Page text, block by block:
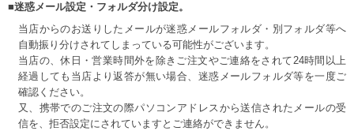
■迷惑メール設定・フォルダ分け設定。
当店からのお送りしたメールが迷惑メールフォルダ・別フォルダ等へ
自動振り分けされてしまっている可能性がございます。
当店の、休日・営業時間外を除きご注文やご連絡をされて24時間以上
経過しても当店より返答が無い場合、迷惑メールフォルダ等を一度ご
確認ください。
又、携帯でのご注文の際パソコンアドレスから送信されたメールの受
信を、拒否設定にされていますとご連絡ができません。